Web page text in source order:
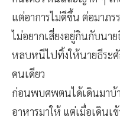
แต่อาการไม่ดีขึ้น ต่อมาภ
ไม่อยากเสี่ยงอยู่กินกับนา
หลบหนีไปทิ้งให้นายธีระ
คนเดียว
ก่อนพบศพตนได้เดินมาบ้
อาหารมาให้ แต่เมื่อเดิน